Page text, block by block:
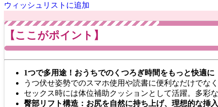
ウィッシュリストに追加
【ここがポイント】
1つで多用途！おうちでのくつろぎ時間をもっと快適に
うつ伏せ姿勢でのスマホ使用や読書に便利なだけでな
セックス時には体位補助クッションとして活躍。多彩
臀部リフト構造：お尻を自然に持ち上げ、理想的な挿